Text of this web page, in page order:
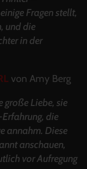
Fragen stellt,
und die
in der
von Amy Berg
große Liebe, sie
die
annahm. Diese
anschauen,
vor Aufregung